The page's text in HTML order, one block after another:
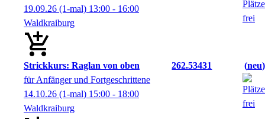
19.09.26 (1-mal) 13:00 - 16:00
Waldkraiburg
Strickkurs: Raglan von oben 262.53431
neu
für Anfänger und Fortgeschrittene
14.10.26 (1-mal) 15:00 - 18:00
Waldkraiburg